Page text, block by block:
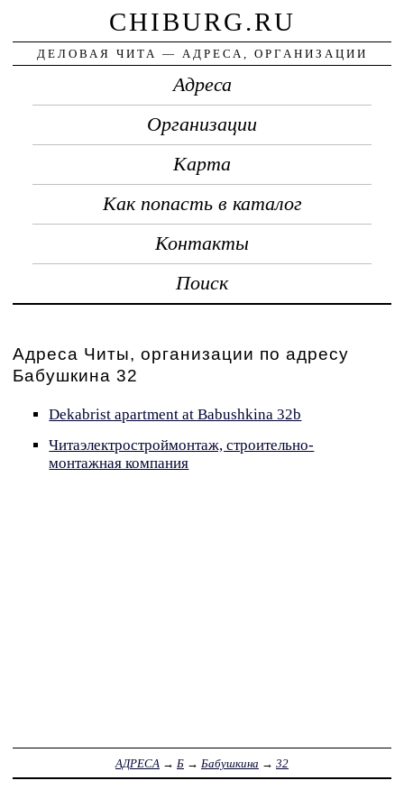
CHIBURG.RU
ДЕЛОВАЯ ЧИТА — АДРЕСА, ОРГАНИЗАЦИИ
Адреса
Организации
Карта
Как попасть в каталог
Контакты
Поиск
Адреса Читы, организации по адресу
Бабушкина 32
Dekabrist apartment at Babushkina 32b
Читаэлектростроймонтаж, строительно-
монтажная компания
АДРЕСА → Б → Бабушкина → 32